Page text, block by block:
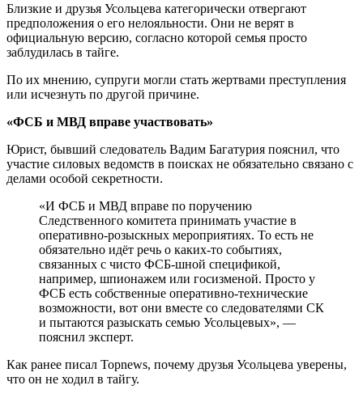
Близкие и друзья Усольцева категорически отвергают
предположения о его нелояльности. Они не верят в
официальную версию, согласно которой семья просто
заблудилась в тайге.
По их мнению, супруги могли стать жертвами преступления
или исчезнуть по другой причине.
«ФСБ и МВД вправе участвовать»
Юрист, бывший следователь Вадим Багатурия пояснил, что
участие силовых ведомств в поисках не обязательно связано с
делами особой секретности.
«И ФСБ и МВД вправе по поручению
Следственного комитета принимать участие в
оперативно-розыскных мероприятиях. То есть не
обязательно идёт речь о каких-то событиях,
связанных с чисто ФСБ-шной спецификой,
например, шпионажем или госизменой. Просто у
ФСБ есть собственные оперативно-технические
возможности, вот они вместе со следователями СК
и пытаются разыскать семью Усольцевых», —
пояснил эксперт.
Как ранее писал Topnews, почему друзья Усольцева уверены,
что он не ходил в тайгу.